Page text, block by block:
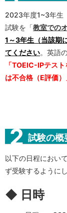
2023年度1~3年生
試験を「教室での
1～3年生（当該期
てください。英語
「TOEIC-IPテス
は不合格（E評価
試験の概
以下の日程におい
ず受験するように
◆ 日時